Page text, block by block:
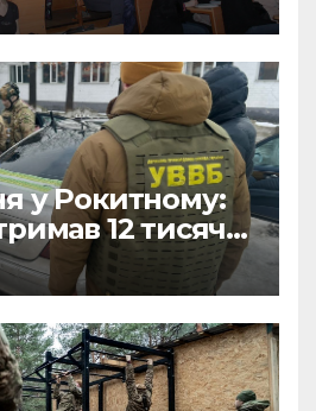
у Рокитному:
12 тисяч